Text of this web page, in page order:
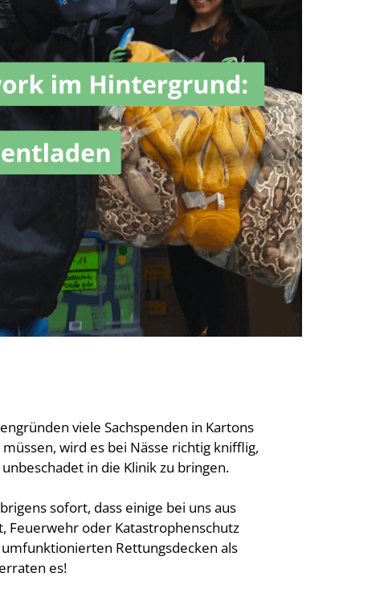
viele Sachspenden in Kartons
wird es bei Nässe richtig knifflig,
in die Klinik zu bringen.
sofort, dass einige bei uns aus
Feuerwehr oder Katastrophenschutz
Rettungsdecken als
es!